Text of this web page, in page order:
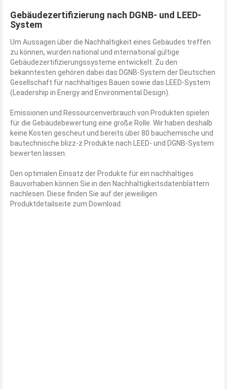
Gebäudezertifizierung nach DGNB- und LEED-
System
Um Aussagen über die Nachhaltigkeit eines Gebäudes treffen
zu können, wurden national und international gültige
Gebäudezertifizierungssysteme entwickelt. Zu den
bekanntesten gehören dabei das DGNB-System der Deutschen
Gesellschaft für nachhaltiges Bauen sowie das LEED-System
(Leadership in Energy and Environmental Design).
Emissionen und Ressourcenverbrauch von Produkten spielen
für die Gebäudebewertung eine große Rolle. Wir haben deshalb
keine Kosten gescheut und bereits über 80 bauchemische und
bautechnische blizz-z Produkte nach LEED- und DGNB-System
bewerten lassen.
Den optimalen Einsatz der Produkte für ein nachhaltiges
Bauvorhaben können Sie in den Nachhaltigkeitsdatenblättern
nachlesen. Diese finden Sie auf der jeweiligen
Produktdetailseite zum Download.